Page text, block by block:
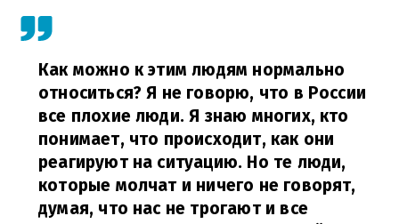
Как можно к этим людям нормально
относиться? Я не говорю, что в России
все плохие люди. Я знаю многих, кто
понимает, что происходит, как они
реагируют на ситуацию. Но те люди,
которые молчат и ничего не говорят,
думая, что нас не трогают и все